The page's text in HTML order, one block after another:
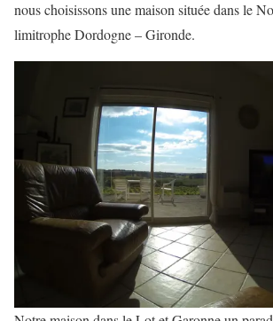
nous choisissons une maison située dans le
limitrophe Dordogne – Gironde.